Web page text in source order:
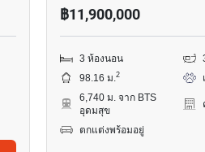
฿11,900,000
3 ห้องนอน
98.16 ม.2
6,740 ม. จาก BTS
อุดมสุข
ตกแต่งพร้อมอยู่